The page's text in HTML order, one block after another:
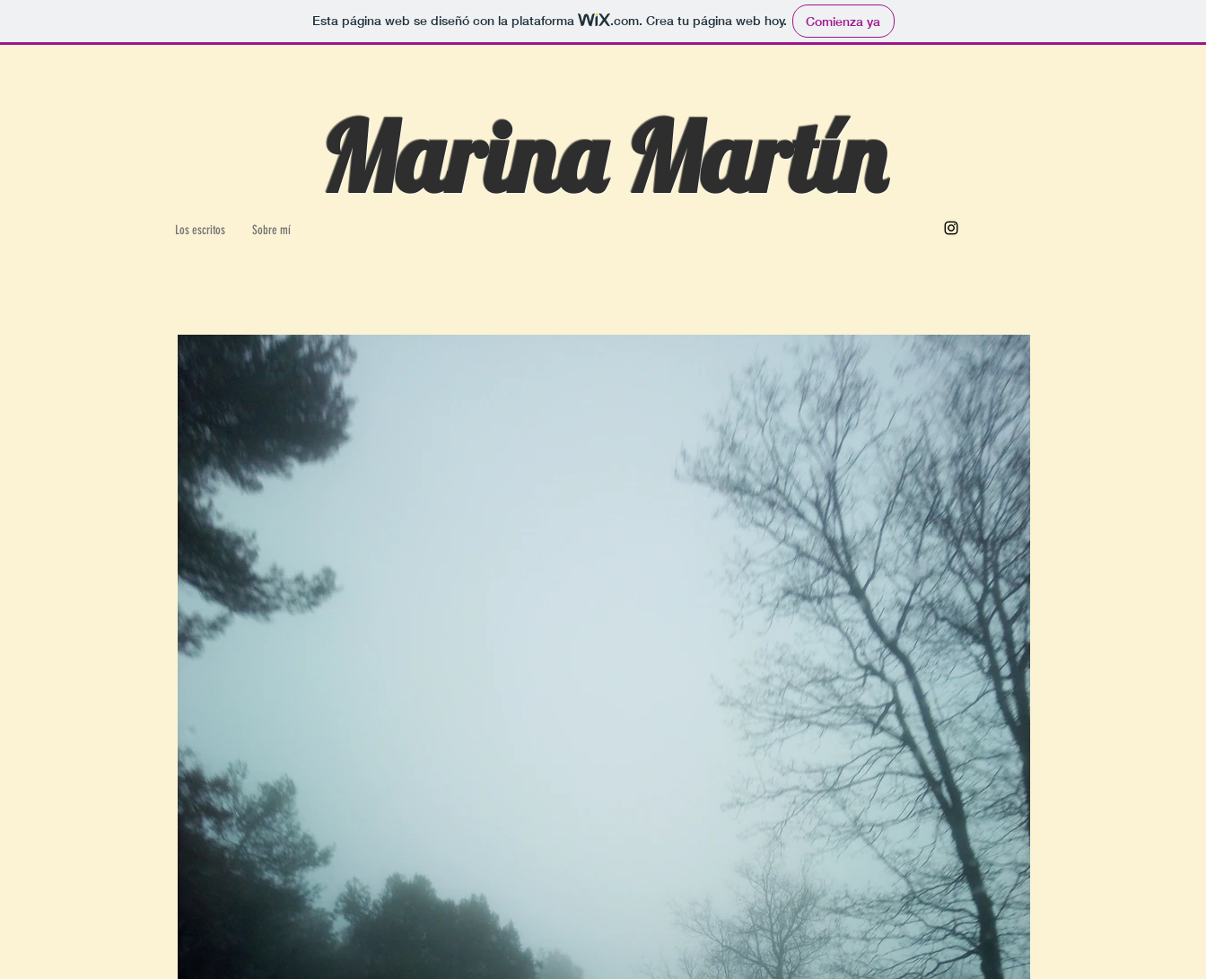
Esta página web se diseñó con la plataforma .com. Crea tu página web hoy. Comienza ya
Marina Martín
Los escritos Sobre mí